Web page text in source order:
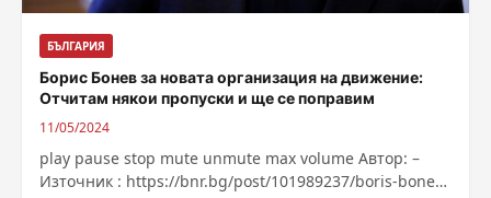
БЪЛГАРИЯ
Борис Бонев за новата организация на движение:
Отчитам някои пропуски и ще се поправим
11/05/2024
play pause stop mute unmute max volume Автор: –
Източник : https://bnr.bg/post/101989237/boris-bonev-